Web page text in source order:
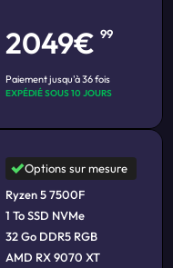
2049€99
Paiement jusqu'à 36 fois
EXPÉDIÉ SOUS 10 JOURS
Options sur mesure
Ryzen 5 7500F
1 To SSD NVMe
32 Go DDR5 RGB
AMD RX 9070 XT